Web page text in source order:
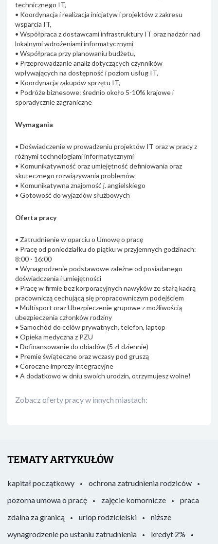
technicznego IT,
• Koordynacja i realizacja inicjatyw i projektów z zakresu
wsparcia IT,
• Współpraca z dostawcami infrastruktury IT oraz nadzór nad
lokalnymi wdrożeniami informatycznymi
• Współpraca przy planowaniu budżetu,
• Przeprowadzanie analiz dotyczących czynników
wpływających na dostępność i poziom usług IT,
• Koordynacja zakupów sprzętu IT,
• Podróże biznesowe: średnio około 5-10% krajowe i
sporadycznie zagraniczne
Wymagania
• Doświadczenie w prowadzeniu projektów IT oraz w pracy z
różnymi technologiami informatycznymi
• Komunikatywność oraz umiejętność definiowania oraz
skutecznego rozwiązywania problemów
• Komunikatywna znajomość j. angielskiego
• Gotowość do wyjazdów służbowych
Oferta pracy
• Zatrudnienie w oparciu o Umowę o pracę
• Pracę od poniedziałku do piątku w przyjemnych godzinach:
8:00 - 16:00
• Wynagrodzenie podstawowe zależne od posiadanego
doświadczenia i umiejętności
• Pracę w firmie bez korporacyjnych nawyków ze stałą kadrą
pracowniczą cechującą się propracowniczym podejściem
• Multisport oraz Ubezpieczenie grupowe z możliwością
ubezpieczenia członków rodziny
• Samochód do celów prywatnych, telefon, laptop
• Opieka medyczna z PZU
• Dofinansowanie do obiadów (5 zł dziennie)
• Premie świąteczne oraz wczasy pod gruszą
• Coroczne imprezy integracyjne
• A dodatkowo w dniu swoich urodzin, otrzymujesz wolne!
Zobacz oferty pracy w innych miastach:
TEMATY ARTYKUŁÓW
kapitał początkowy
ochrona zatrudnienia rodziców
pozorna umowa o pracę
zajęcie komornicze
praca
zdalna za granicą
urlop rodzicielski
niższe
wynagrodzenie po ustaniu zatrudnienia
kredyt 2%